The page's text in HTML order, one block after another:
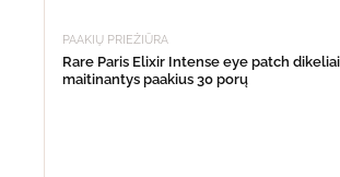
PAAKIŲ PRIEŽIŪRA
Rare Paris Elixir Intense eye patch dikeliai
maitinantys paakius 30 porų